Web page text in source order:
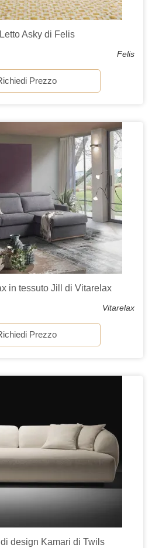
Asky di Felis
Felis
Prezzo
in tessuto Jill di Vitarelax
Vitarelax
Prezzo
design Kamari di Twils